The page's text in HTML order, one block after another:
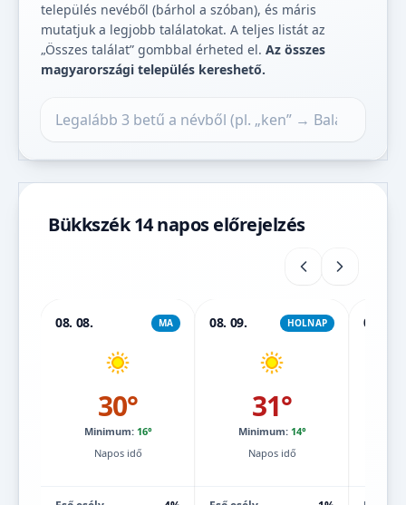
település nevéből (bárhol a szóban), és máris
mutatjuk a legjobb találatokat. A teljes listát az
„Összes találat” gombbal érheted el. Az összes
magyarországi település kereshető.
Bükkszék 14 napos előrejelzés
08. 08. MA
30°
Minimum: 16°
Napos idő
08. 09. HOLNAP
31°
Minimum: 14°
Napos idő
08. 10.